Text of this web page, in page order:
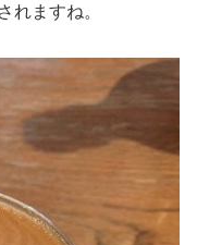
れますね。